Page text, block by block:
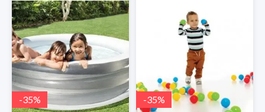
-35% -35%